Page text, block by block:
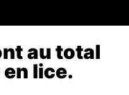
au total
lice.